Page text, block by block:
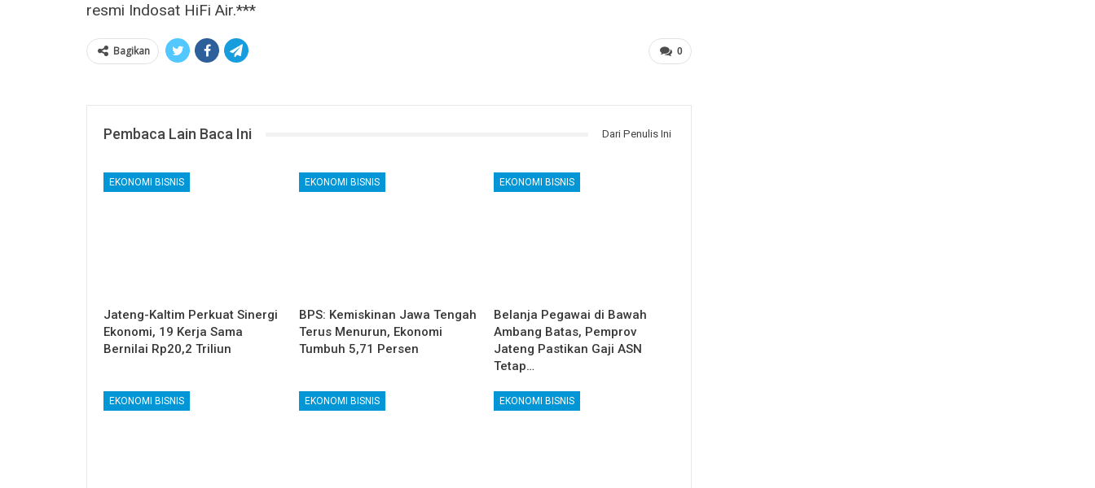
resmi Indosat HiFi Air.***
0
Bagikan
Pembaca Lain Baca Ini Dari Penulis Ini
EKONOMI BISNIS
Jateng-Kaltim Perkuat Sinergi
Ekonomi, 19 Kerja Sama
Bernilai Rp20,2 Triliun
EKONOMI BISNIS
BPS: Kemiskinan Jawa Tengah
Terus Menurun, Ekonomi
Tumbuh 5,71 Persen
EKONOMI BISNIS
Belanja Pegawai di Bawah
Ambang Batas, Pemprov
Jateng Pastikan Gaji ASN
Tetap…
EKONOMI BISNIS EKONOMI BISNIS EKONOMI BISNIS